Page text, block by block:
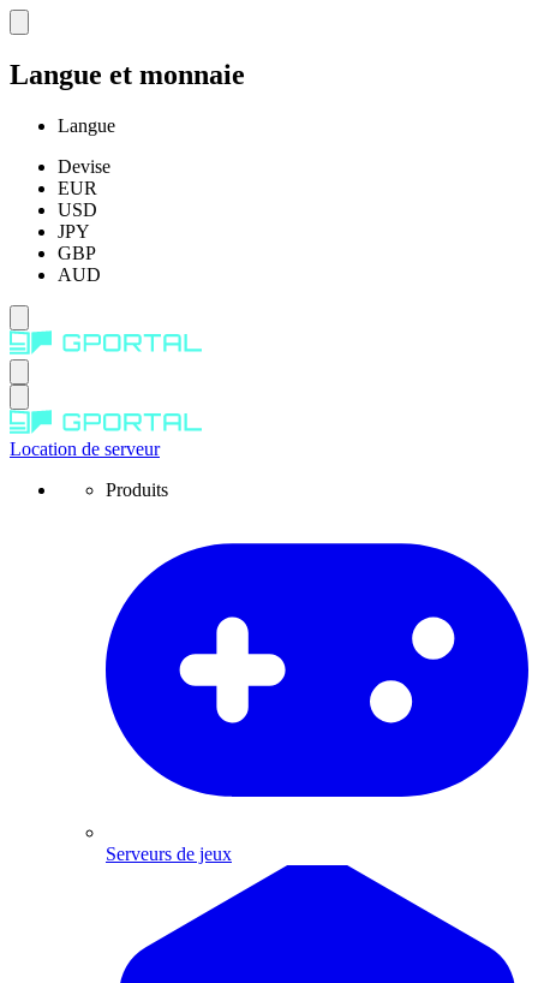
Langue et monnaie
Langue
Devise
EUR
USD
JPY
GBP
AUD
Location de serveur
Produits
Serveurs de jeux